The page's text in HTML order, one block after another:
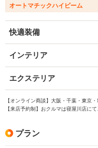
オートマチックハイビーム
快適装備
インテリア
エクステリア
【オンライン商談】大阪・千葉・東京
【来店予約制】おクルマは寝屋川店に
プラン